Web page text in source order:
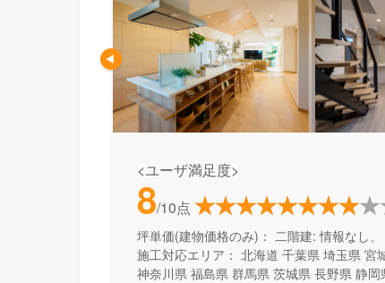
<ユーザ満足度>
8/10点
坪単価(建物価格のみ)： 二階建: 情報なし
施工対応エリア： 北海道 千葉県 埼玉県 宮
神奈川県 福島県 群馬県 茨城県 長野県 静岡